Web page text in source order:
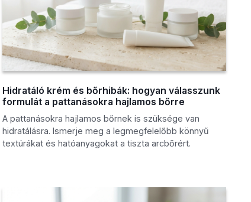
Hidratáló krém és bőrhibák: hogyan válasszunk
formulát a pattanásokra hajlamos bőrre
A pattanásokra hajlamos bőrnek is szüksége van
hidratálásra. Ismerje meg a legmegfelelőbb könnyű
textúrákat és hatóanyagokat a tiszta arcbőrért.